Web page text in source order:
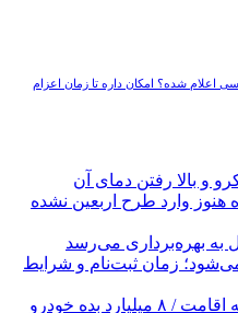
بر چه اساسی اعلام شده؟ امکان داره تا زمان اعزام
و بالا رفتن دمای آن
هنوز وارد طرح اربعین نشده
به بهره‌برداری می‌رسد
زمان ثبت‌نام و شرایط
کاسبی خارج‌نشین‌ها با سهمیه اقامت / ۸ میلیارد بده خودرو